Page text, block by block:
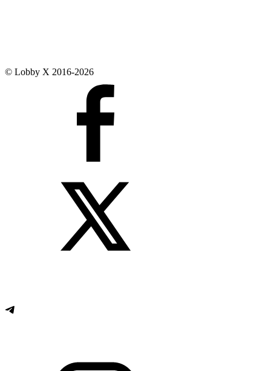
© Lobby X 2016-2026